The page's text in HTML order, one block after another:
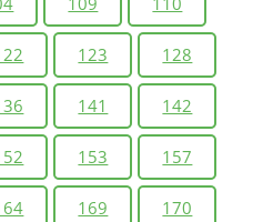
123 128
141 142
153 157
169 170